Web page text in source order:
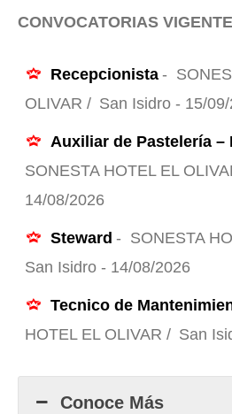
CONVOCATORIAS
Recepcionista -
OLIVAR / San Isidro - 15/
Auxiliar de Pastelería –
SONESTA HOTEL EL
14/08/2026
Steward - SONESTA
San Isidro - 14/08/2026
Tecnico de
HOTEL EL OLIVAR / San
Conoce Más